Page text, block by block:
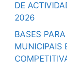
DE
2026
BASES
MUNICIPAIS